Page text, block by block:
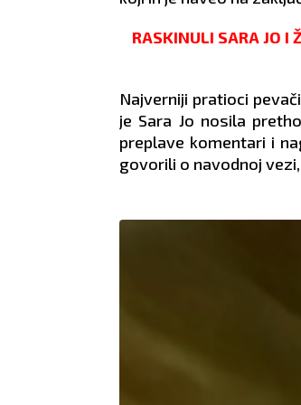
RASKINULI SARA JO
Najverniji pratioci
je Sara Jo nosila
preplave komentari i
govorili o navodnoj